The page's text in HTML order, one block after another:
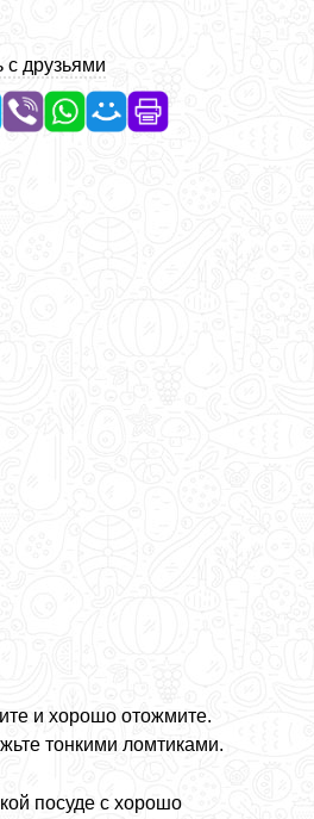
с друзьями
и хорошо отожмите.
тонкими ломтиками.
посуде с хорошо